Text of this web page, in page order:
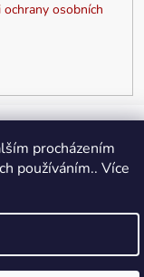
procházením
používáním.. Více
osobních